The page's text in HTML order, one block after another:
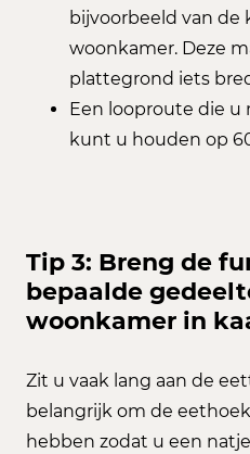
bijvoorbeeld van de
woonkamer. Deze
plattegrond iets
Een looproute die
kunt u houden op
Tip 3: Breng de
bepaalde
woonkamer in
Zit u vaak lang aan de
belangrijk om de
hebben zodat u een